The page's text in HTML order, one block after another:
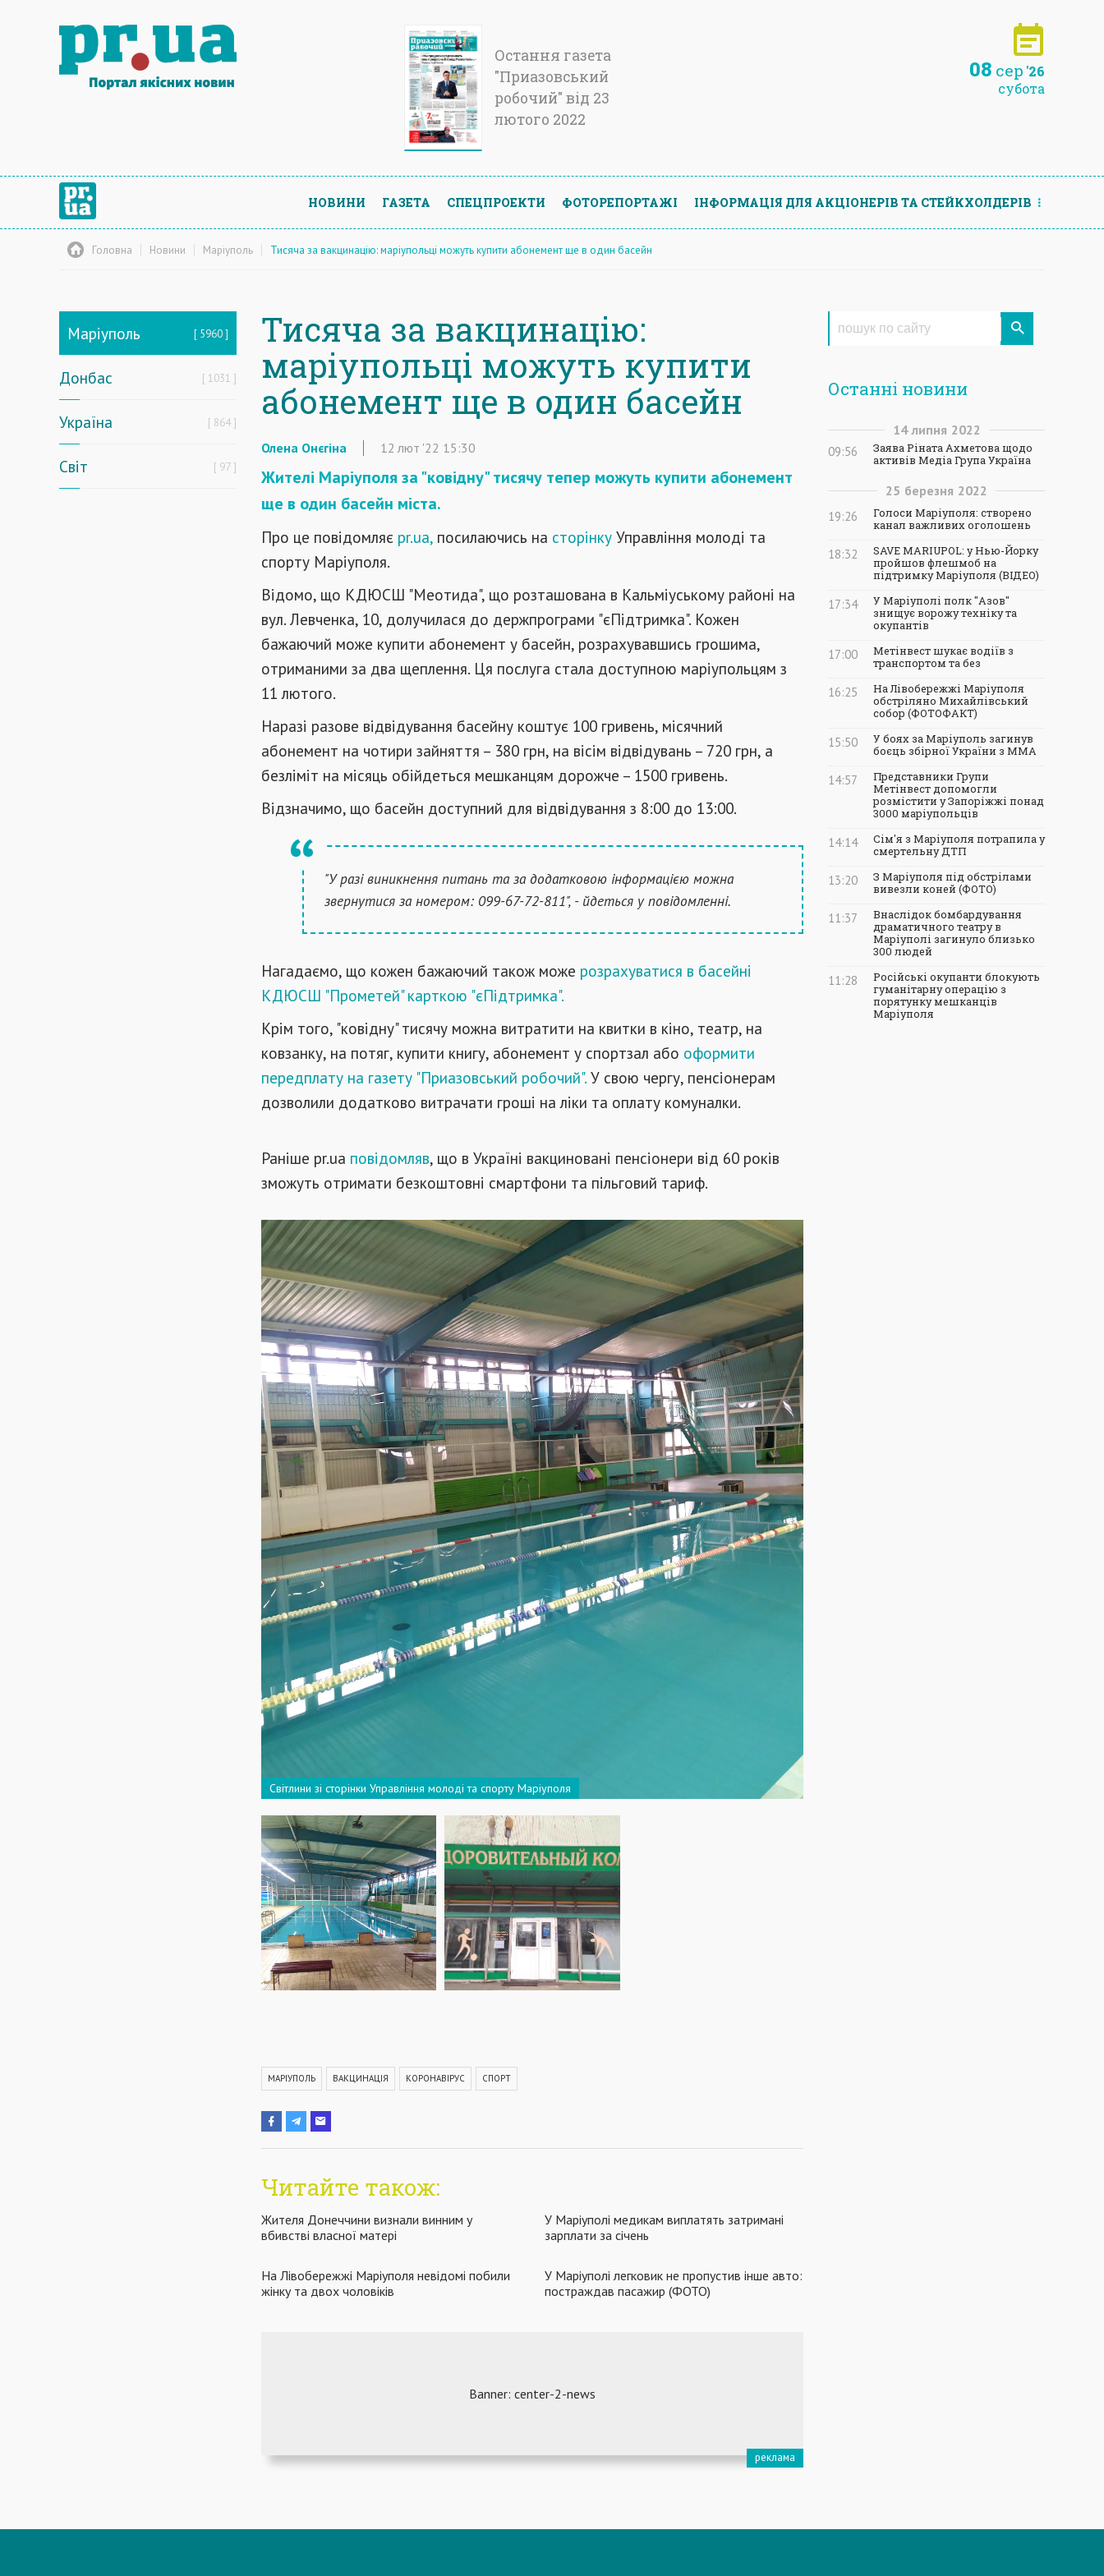
Остання газета
"Приазовський
робочий" від 23
лютого 2022
08 сер '26
субота
НОВИНИ ГАЗЕТА СПЕЦПРОЕКТИ ФОТОРЕПОРТАЖІ ІНФОРМАЦIЯ ДЛЯ АКЦIОНЕРIВ ТА СТЕЙКХОЛДЕРIВ
Головна Новини Маріуполь Тисяча за вакцинацію: маріупольці можуть купити абонемент ще в один басейн
Маріуполь 5960
Донбас 1031
Україна 864
Світ 97
Тисяча за вакцинацію:
маріупольці можуть купити
абонемент ще в один басейн
Олена Онєгіна 12 лют '22 15:30
Жителі Маріуполя за "ковідну" тисячу тепер можуть купити абонемент
ще в один басейн міста.
Про це повідомляє pr.ua, посилаючись на сторінку Управління молоді та
спорту Маріуполя.
Відомо, що КДЮСШ "Меотида", що розташована в Кальміуському районі на
вул. Левченка, 10, долучилася до держпрограми "єПідтримка". Кожен
бажаючий може купити абонемент у басейн, розрахувавшись грошима,
отриманими за два щеплення. Ця послуга стала доступною маріупольцям з
11 лютого.
Наразі разове відвідування басейну коштує 100 гривень, місячний
абонемент на чотири зайняття – 380 грн, на вісім відвідувань – 720 грн, а
безліміт на місяць обійдеться мешканцям дорожче – 1500 гривень.
Відзначимо, що басейн доступний для відвідування з 8:00 до 13:00.
"У разі виникнення питань та за додатковою інформацією можна
звернутися за номером: 099-67-72-811", - йдеться у повідомленні.
Нагадаємо, що кожен бажаючий також може розрахуватися в басейні
КДЮСШ "Прометей" карткою "єПідтримка".
Крім того, "ковідну" тисячу можна витратити на квитки в кіно, театр, на
ковзанку, на потяг, купити книгу, абонемент у спортзал або оформити
передплату на газету "Приазовський робочий". У свою чергу, пенсіонерам
дозволили додатково витрачати гроші на ліки та оплату комуналки.
Раніше pr.ua повідомляв, що в Україні вакциновані пенсіонери від 60 років
зможуть отримати безкоштовні смартфони та пільговий тариф.
Світлини зі сторінки Управління молоді та спорту Маріуполя
МАРІУПОЛЬ ВАКЦИНАЦІЯ КОРОНАВІРУС СПОРТ
Читайте також:
Жителя Донеччини визнали винним у
вбивстві власної матері
У Маріуполі медикам виплатять затримані
зарплати за січень
На Лівобережжі Маріуполя невідомі побили
жінку та двох чоловіків
У Маріуполі легковик не пропустив інше авто:
постраждав пасажир (ФОТО)
Останні новини
14 липня 2022
09:56
Заява Ріната Ахметова щодо
активів Медіа Група Україна
25 березня 2022
19:26
Голоси Маріуполя: створено
канал важливих оголошень
18:32
SAVE MARIUPOL: у Нью-Йорку
пройшов флешмоб на
підтримку Маріуполя (ВІДЕО)
17:34
У Маріуполі полк "Азов"
знищує ворожу техніку та
окупантів
17:00
Метінвест шукає водіїв з
транспортом та без
16:25
На Лівобережжі Маріуполя
обстріляно Михайлівський
собор (ФОТОФАКТ)
15:50
У боях за Маріуполь загинув
боєць збірної України з ММА
14:57
Представники Групи
Метінвест допомогли
розмістити у Запоріжжі понад
3000 маріупольців
14:14
Сім'я з Маріуполя потрапила у
смертельну ДТП
13:20
З Маріуполя під обстрілами
вивезли коней (ФОТО)
11:37
Внаслідок бомбардування
драматичного театру в
Маріуполі загинуло близько
300 людей
11:28
Російські окупанти блокують
гуманітарну операцію з
порятунку мешканців
Маріуполя